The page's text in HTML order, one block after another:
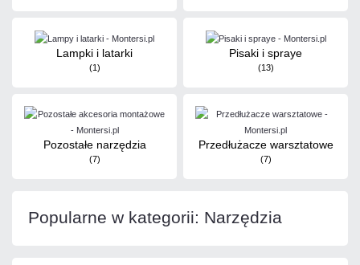
Lampki i latarki
(1)
Pisaki i spraye
(13)
Pozostałe narzędzia
(7)
Przedłużacze warsztatowe
(7)
Popularne w kategorii: Narzędzia